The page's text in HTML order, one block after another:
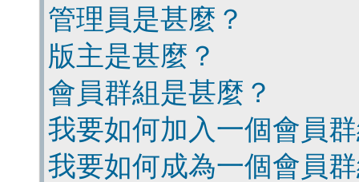
管理員是甚麼？
版主是甚麼？
會員群組是甚麼？
我要如何加入一個會員
我要如何成為一個會員